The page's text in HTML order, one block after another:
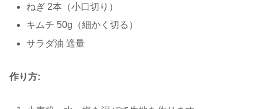
ねぎ 2本（小口切り）
キムチ 50g（細かく切る）
サラダ油 適量
作り方: